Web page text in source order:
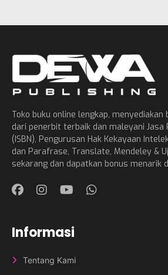
Toko buku online lengkap, menyediakan
dari penerbit terbaik dan maleyani Jasa
(ISBN), Pengurusan Hak Kekayaan
dan Parafrase, Translate, Mendeley &
sekarang dan dapatkan bonus menarik
Informasi
Tentang Kami